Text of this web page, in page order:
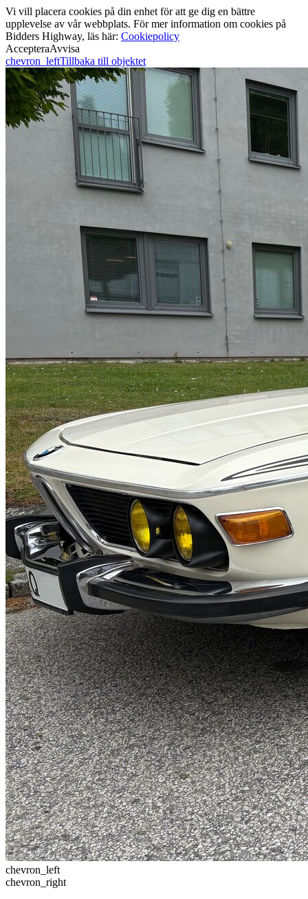
Vi vill placera cookies på din enhet för att ge dig en bättre
upplevelse av vår webbplats. För mer information om cookies på
Bidders Highway, läs här: Cookiepolicy
AccepteraAvvisa
chevron_leftTillbaka till objektet
chevron_left
chevron_right